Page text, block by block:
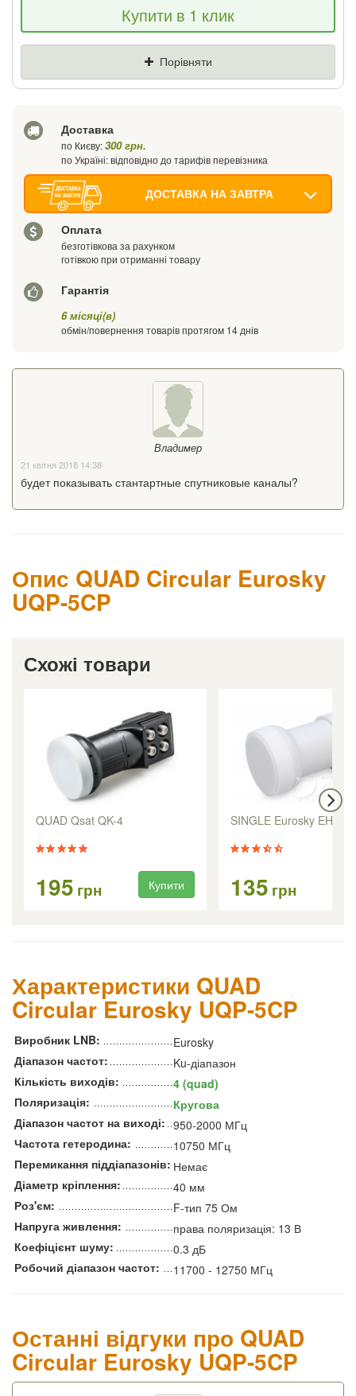
знизимо ціну і подаруємо % від різниці
Купити в 1 клик
Порівняти
Доставка
по Києву:300 грн.
по Україні: відповідно до тарифів перевізника
ДОСТАВКА НА ЗАВТРА
Оплата
безготівкова за рахунком
готівкою при отриманні товару
Гарантія
6 місяці(в)
обмін/повернення товарів протягом 14 днів
Владимер
21 квітня 2018 14:38
будет показывать стантартные спутниковые каналы?
Опис QUAD Circular Eurosky
UQP-5CP
Схожі товари
QUAD Qsat QK-4
195 грн Купити
SINGLE Eurosky EHKF-
135 грн
Характеристики QUAD
Circular Eurosky UQP-5CP
Виробник LNB:
Eurosky
Діапазон частот:
Ku-діапазон
Кількість виходів:
4 (quad)
Поляризація:
Кругова
Діапазон частот на виході: 950-2000 МГц
Частота гетеродина:
10750 МГц
Перемикання піддіапазонів: Немає
Діаметр кріплення:
40 мм
Роз'єм:
F-тип 75 Ом
Напруга живлення:
права поляризація: 13 В
Коефіцієнт шуму:
0.3 дБ
Робочий діапазон частот:
11700 - 12750 МГц
Останні відгуки про QUAD
Circular Eurosky UQP-5CP